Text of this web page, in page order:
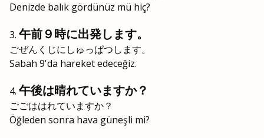
Denizde balık gördünüz mü hiç?
午前９時に出発します。
ごぜんくじにしゅっぱつします。
Sabah 9'da hareket edeceğiz.
午後は晴れていますか？
ごごははれていますか？
Öğleden sonra hava güneşli mi?